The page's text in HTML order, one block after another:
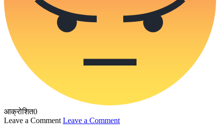
आक्रोशित0
Leave a Comment Leave a Comment